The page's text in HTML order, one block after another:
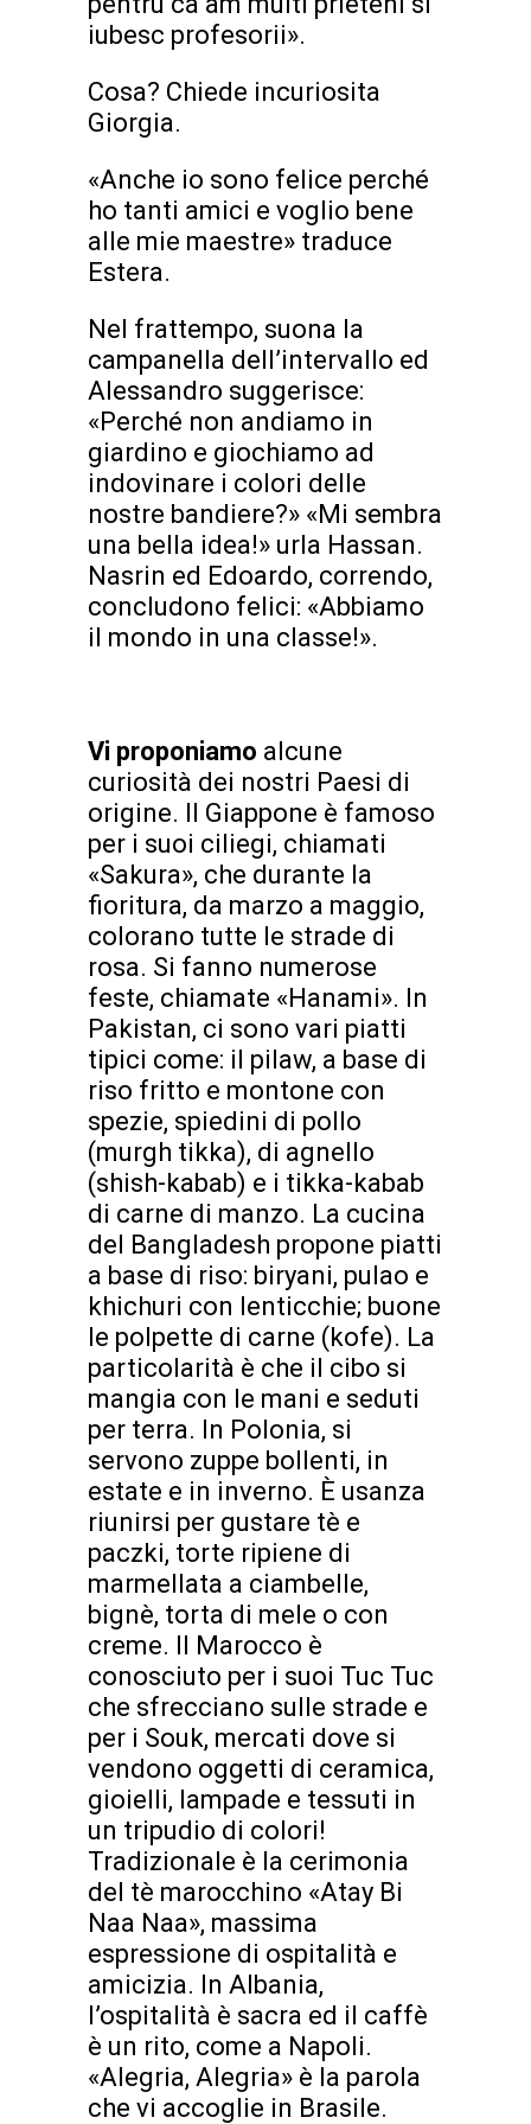
iubesc profesorii».
Cosa? Chiede incuriosita
Giorgia.
«Anche io sono felice perché
ho tanti amici e voglio bene
alle mie maestre» traduce
Estera.
Nel frattempo, suona la
campanella dell’intervallo ed
Alessandro suggerisce:
«Perché non andiamo in
giardino e giochiamo ad
indovinare i colori delle
nostre bandiere?» «Mi sembra
una bella idea!» urla Hassan.
Nasrin ed Edoardo, correndo,
concludono felici: «Abbiamo
il mondo in una classe!».
Vi proponiamo alcune
curiosità dei nostri Paesi di
origine. Il Giappone è famoso
per i suoi ciliegi, chiamati
«Sakura», che durante la
fioritura, da marzo a maggio,
colorano tutte le strade di
rosa. Si fanno numerose
feste, chiamate «Hanami». In
Pakistan, ci sono vari piatti
tipici come: il pilaw, a base di
riso fritto e montone con
spezie, spiedini di pollo
(murgh tikka), di agnello
(shish-kabab) e i tikka-kabab
di carne di manzo. La cucina
del Bangladesh propone piatti
a base di riso: biryani, pulao e
khichuri con lenticchie; buone
le polpette di carne (kofe). La
particolarità è che il cibo si
mangia con le mani e seduti
per terra. In Polonia, si
servono zuppe bollenti, in
estate e in inverno. È usanza
riunirsi per gustare tè e
paczki, torte ripiene di
marmellata a ciambelle,
bignè, torta di mele o con
creme. Il Marocco è
conosciuto per i suoi Tuc Tuc
che sfrecciano sulle strade e
per i Souk, mercati dove si
vendono oggetti di ceramica,
gioielli, lampade e tessuti in
un tripudio di colori!
Tradizionale è la cerimonia
del tè marocchino «Atay Bi
Naa Naa», massima
espressione di ospitalità e
amicizia. In Albania,
l’ospitalità è sacra ed il caffè
è un rito, come a Napoli.
«Alegria, Alegria» è la parola
che vi accoglie in Brasile.